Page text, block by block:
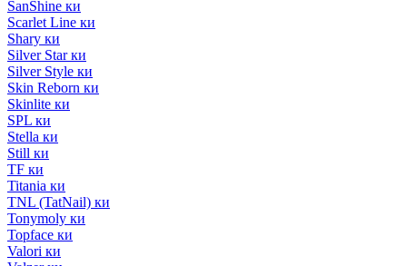
SanShine ки
Scarlet Line ки
Shary ки
Silver Star ки
Silver Style ки
Skin Reborn ки
Skinlite ки
SPL ки
Stella ки
Still ки
TF ки
Titania ки
TNL (TatNail) ки
Tonymoly ки
Topface ки
Valori ки